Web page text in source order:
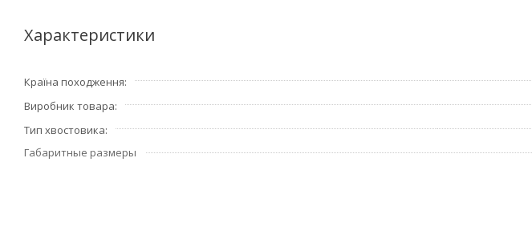
Характеристики
Країна походження
Виробник товара
Тип хвостовика
Габаритные размеры